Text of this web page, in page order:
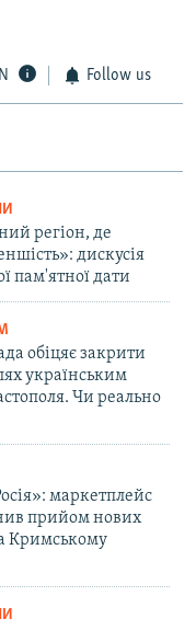
Follow us
регіон, де
дискусія
пам'ятної дати
обіцяє закрити
українським
Чи реально
маркетплейс
прийом нових
Кримському